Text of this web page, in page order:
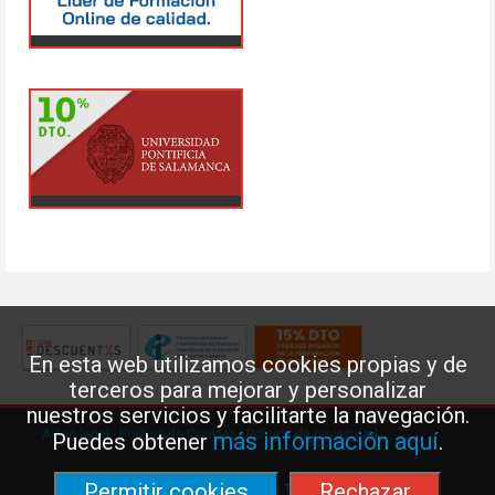
En esta web utilizamos cookies propias y de
terceros para mejorar y personalizar
nuestros servicios y facilitarte la navegación.
Puedes obtenermás información aquí.
Aviso legal·Política de Cookies·Política de privacidad
Federación de Enseñanza de USO · Teléfono: 91 577 41 13 ·